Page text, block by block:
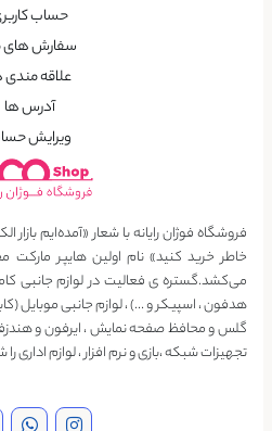
حساب
سفارش
علاقه مندی
آدرس ها
ویرایش
فروشگاه فوژان رایانه با شعار «آمده‌ایم
خاطر خرید کنید» نام اولین هایپر مارکت
می‌کشد.گستره ی فعالیت در لوازم جانبی
هدفون ، اسپیکر و …) ، لوازم جانبی موبایل
گلس و محافظ صفحه نمایش ، ایرفون و
تجهیزات شبکه ،بازی و نرم افزار ، لوازم اداری